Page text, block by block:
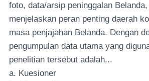
foto, data/arsip peninggalan
menjelaskan peran penting daerah
masa penjajahan Belanda. Dengan
pengumpulan data utama yang
penelitian tersebut adalah...
a. Kuesioner